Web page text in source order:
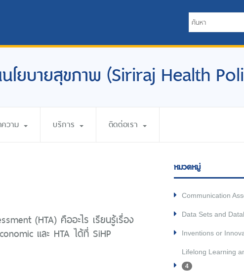
โยบายสุขภาพ (Siriraj Health
วาม บริการ ติดต่อเรา
(HTA) คืออะไร เรียนรู้เรื่อง
และ HTA ได้ที่ SiHP
หมวดหมู่
Communication
Data Sets and
Inventions or
Lifelong Learning
4